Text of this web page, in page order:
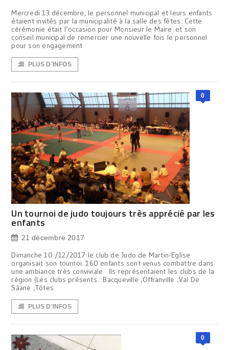
Mercredi 13 décembre, le personnel municipal et leurs enfants
étaient invités par la municipalité à la salle des fêtes. Cette
cérémonie était l’occasion pour Monsieur le Maire et son
conseil municipal de remercier une nouvelle fois le personnel
pour son engagement
PLUS D'INFOS
0
Un tournoi de judo toujours très apprécié par les
enfants
21 décembre 2017
Dimanche 10 /12/2017 le club de Judo de Martin-Eglise
organisait son tournoi. 160 enfants sont venus combattre dans
une ambiance très conviviale . Ils représentaient les clubs de la
région (Les clubs présents : Bacqueville ;Offranville ;Val De
Sâane ;Tôtes
PLUS D'INFOS
0